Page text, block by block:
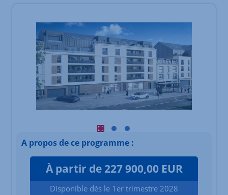
Visuel principal mobile Afficher
Visuel principal mobile Afficher
Visuel principal mobile
Élément 1 sur 3
A propos de ce programme :
À partir de 227 900,00 EUR
Disponible dès le 1er trimestre 2028